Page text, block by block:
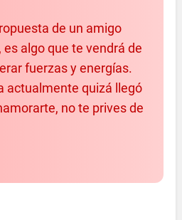
de un amigo
es algo que te vendrá de
fuerzas y energías.
actualmente quizá llegó
no te prives de